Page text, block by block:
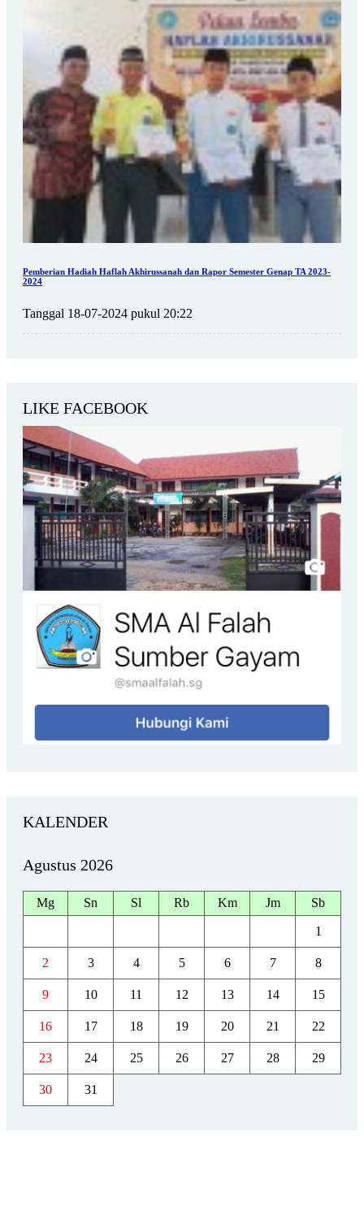
Pemberian Hadiah Haflah Akhirussanah dan Rapor Semester Genap TA 2023-
2024
Tanggal 18-07-2024 pukul 20:22
LIKE FACEBOOK
KALENDER
Agustus 2026
Mg Sn Sl Rb Km Jm Sb
1
2 3 4 5 6 7 8
9 10 11 12 13 14 15
16 17 18 19 20 21 22
23 24 25 26 27 28 29
30 31